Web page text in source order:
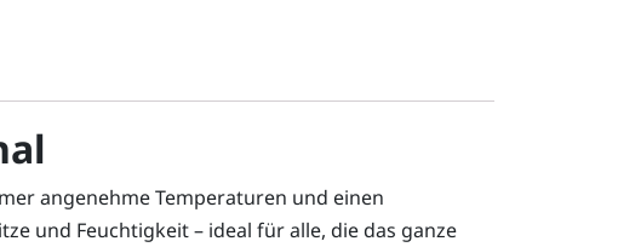
angenehme Temperaturen und einen
und Feuchtigkeit – ideal für alle, die das ganze